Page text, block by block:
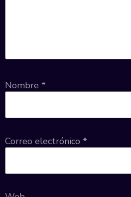
Nombre *
Correo electrónico *